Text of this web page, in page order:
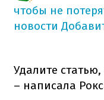
чтобы не
новости
Удалите
– написала